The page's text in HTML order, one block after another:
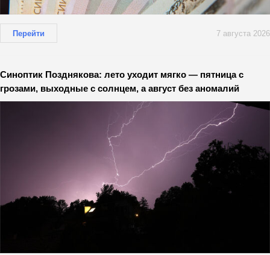
Перейти 7 августа 2026
Синоптик Позднякова: лето уходит мягко — пятница с
грозами, выходные с солнцем, а август без аномалий